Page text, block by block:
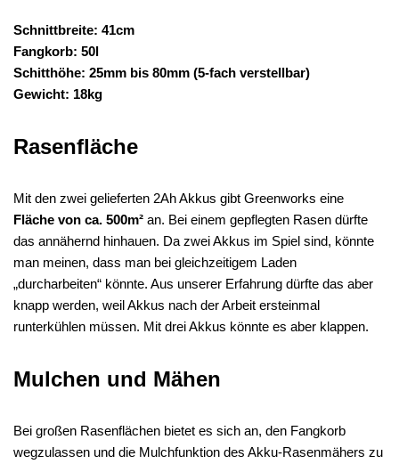
Schnittbreite: 41cm
Fangkorb: 50l
Schitthöhe: 25mm bis 80mm (5-fach verstellbar)
Gewicht: 18kg
Rasenfläche
Mit den zwei gelieferten 2Ah Akkus gibt Greenworks eine
Fläche von ca. 500m² an. Bei einem gepflegten Rasen dürfte
das annähernd hinhauen. Da zwei Akkus im Spiel sind, könnte
man meinen, dass man bei gleichzeitigem Laden
„durcharbeiten“ könnte. Aus unserer Erfahrung dürfte das aber
knapp werden, weil Akkus nach der Arbeit ersteinmal
runterkühlen müssen. Mit drei Akkus könnte es aber klappen.
Mulchen und Mähen
Bei großen Rasenflächen bietet es sich an, den Fangkorb
wegzulassen und die Mulchfunktion des Akku-Rasenmähers zu